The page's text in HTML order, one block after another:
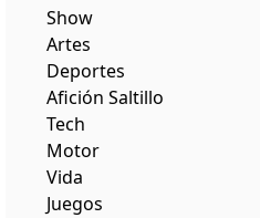
Show
Artes
Deportes
Afición Saltillo
Tech
Motor
Vida
Juegos